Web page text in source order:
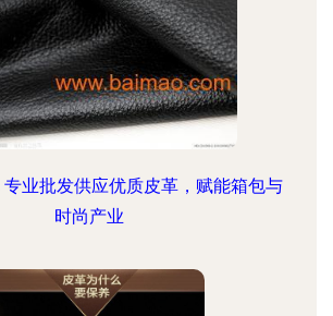
业批发供应优质皮革，赋能箱包与
时尚产业